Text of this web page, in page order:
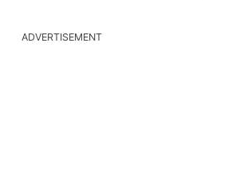
ADVERTISEMENT